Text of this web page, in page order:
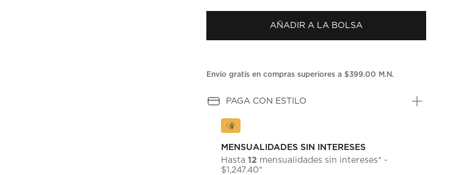
puntuación.
en
la
AÑADIR A LA BOLSA
Envío gratis en compras superiores a $399.00 M.N.
PAGA CON ESTILO
MENSUALIDADES SIN INTERESES
Hasta12 mensualidades sin intereses* -
$1,247.40*